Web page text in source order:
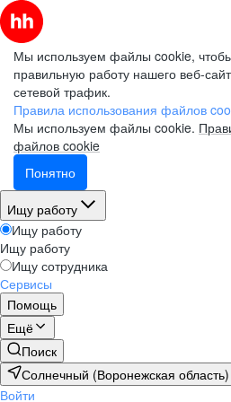
Мы используем файлы cookie,
правильную работу нашего веб-
сетевой трафик.
Правила использования файлов
Мы используем файлы cookie.
файлов cookie
Понятно
Ищу работу
Ищу работу
Ищу работу
Ищу сотрудника
Сервисы
Помощь
Ещё
Поиск
Солнечный (Воронежская область)
Войти